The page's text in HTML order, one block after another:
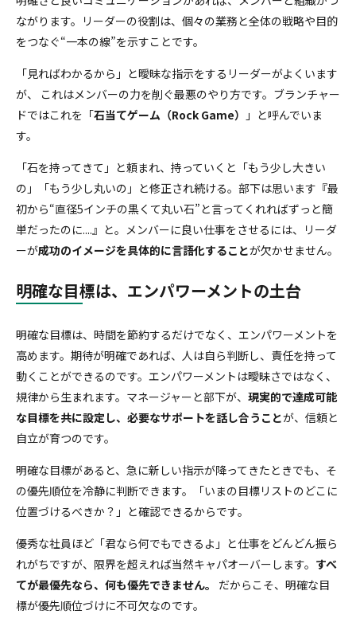
ながります。リーダーの役割は、個々の業務と全体の戦略や目的
をつなぐ“一本の線”を示すことです。
「見ればわかるから」と曖昧な指示をするリーダーがよくいます
が、 これはメンバーの力を削ぐ最悪のやり方です。ブランチャー
ドではこれを「石当てゲーム（Rock Game）
」と呼んでいま
す。
「石を持ってきて」と頼まれ、持っていくと「もう少し大きい
の」「もう少し丸いの」と修正され続ける。部下は思います『最
初から“直径5インチの黒くて丸い石”と言ってくれればずっと簡
単だったのに....』と。メンバーに良い仕事をさせるには、リーダ
ーが成功のイメージを具体的に言語化することが欠かせません。
明確な目標は、エンパワーメントの土台
明確な目標は、時間を節約するだけでなく、エンパワーメントを
高めます。期待が明確であれば、人は自ら判断し、責任を持って
動くことができるのです。エンパワーメントは曖昧さではなく、
規律から生まれます。マネージャーと部下が、 現実的で達成可能
な目標を共に設定し、 必要なサポートを話し合うことが、信頼と
自立が育つのです。
明確な目標があると、急に新しい指示が降ってきたときでも、そ
の優先順位を冷静に判断できます。「いまの目標リストのどこに
位置づけるべきか？」と確認できるからです。
優秀な社員ほど「君なら何でもできるよ」と仕事をどんどん振ら
れがちですが、限界を超えれば当然キャパオーバーします。 すべ
てが最優先なら、何も優先できません。
だからこそ、明確な目
標が優先順位づけに不可欠なのです。